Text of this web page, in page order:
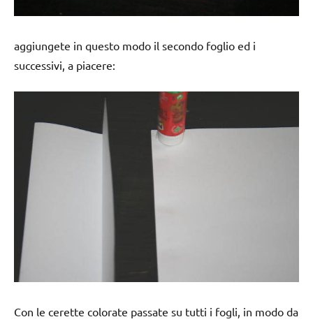
aggiungete in questo modo il secondo foglio ed i
successivi, a piacere:
Con le cerette colorate passate su tutti i fogli, in modo da